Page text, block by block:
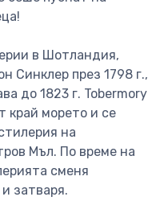
в Шотландия,
Синклер през 1798 г.,
до 1823 г. Tobermory
край морето и се
на
Мъл. По време на
сменя
затваря.